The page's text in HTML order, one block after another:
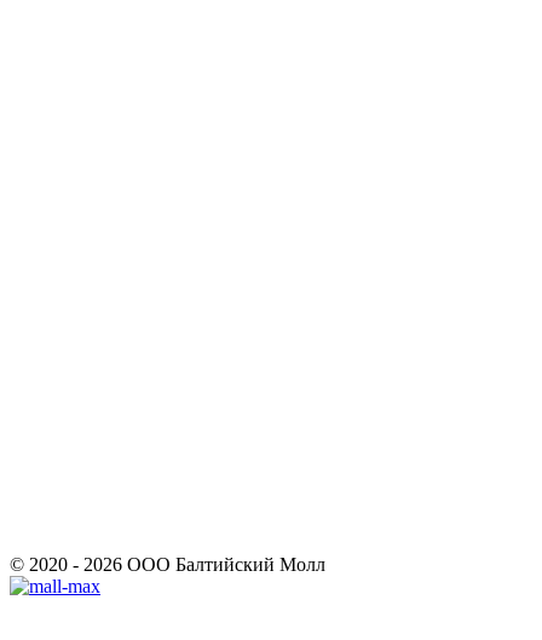
© 2020 - 2026 ООО Балтийский Молл